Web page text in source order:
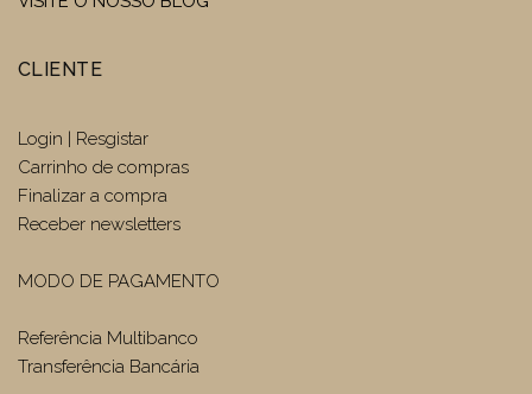
CLIENTE
Login | Resgistar
Carrinho de compras
Finalizar a compra
Receber newsletters
MODO DE PAGAMENTO
Referência Multibanco
Transferência Bancária